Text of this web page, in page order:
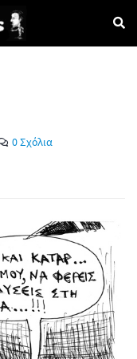
0 Σχόλια